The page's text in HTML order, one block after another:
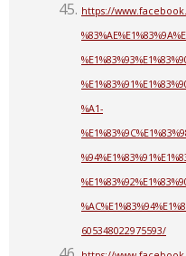
https://
%A1-
605348022975593/